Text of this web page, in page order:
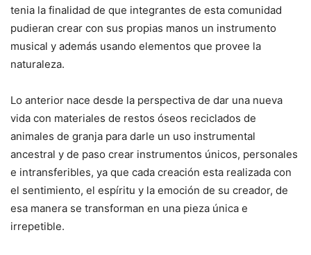
tenia la finalidad de que integrantes de esta comunidad
pudieran crear con sus propias manos un instrumento
musical y además usando elementos que provee la
naturaleza.
Lo anterior nace desde la perspectiva de dar una nueva
vida con materiales de restos óseos reciclados de
animales de granja para darle un uso instrumental
ancestral y de paso crear instrumentos únicos, personales
e intransferibles, ya que cada creación esta realizada con
el sentimiento, el espíritu y la emoción de su creador, de
esa manera se transforman en una pieza única e
irrepetible.